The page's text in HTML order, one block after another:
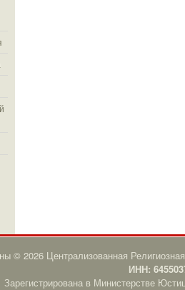
© 2026 Централизованная
ИНН:
Зарегистрирована в Министерстве